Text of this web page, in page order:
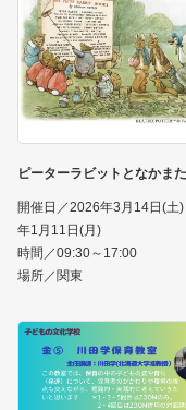
ピーターラビットとなかま
開催日／2026年3月14日(土
年1月11日(月)
時間／09:30～17:00
場所／関東